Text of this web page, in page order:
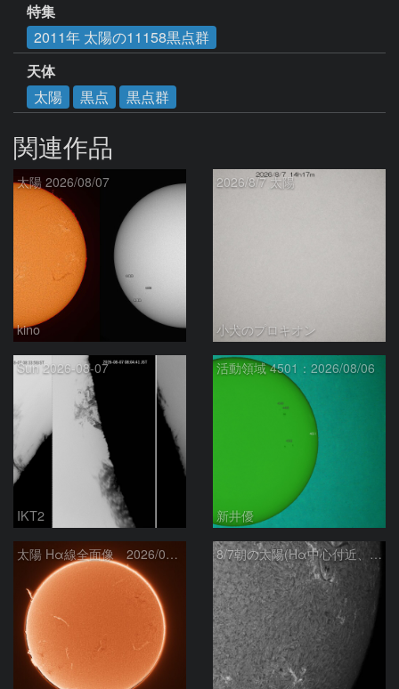
特集
2011年 太陽の11158黒点群
天体
太陽
黒点 黒点群
関連作品
太陽 2026/08/07
kino
2026/8/7 太陽
小犬のプロキオン
Sun 2026-08-07
IKT2
活動領域 4501：2026/08/06
新井優
太陽 Hα線全面像 2026/08/07 8/7朝の太陽(Hα中心付近、4498、4502付近)